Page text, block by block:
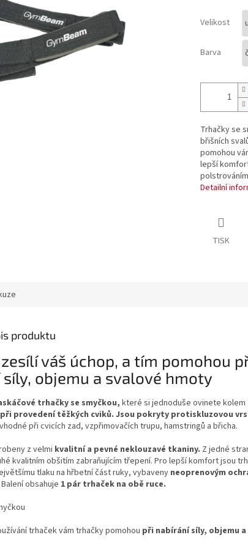
Velikost
Barva
Trhačky se
břišních
pomohou
lepší
Detailní
TISK
produktu
váš úchop, a tím pomohou
síly, objemu a svalové hmoty
trhačky se smyčkou, které si jednoduše ovinete kolem
provedení těžkých cviků.Jsou pokryty protiskluzovou
při cvicích zad, vzpřimovačích trupu, hamstringů a břicha.
z velmi kvalitní a pevné neklouzavé tkaniny. Z jedné
kvalitním obšitím zabraňujícím třepení. Pro lepší komfort jsou
tlaku na hřbetní část ruky, vybavenyneoprenovým
Balení obsahuje 1 pár trhaček na obě ruce.
trhaček vám trhačky pomohou při nabírání síly, objemu